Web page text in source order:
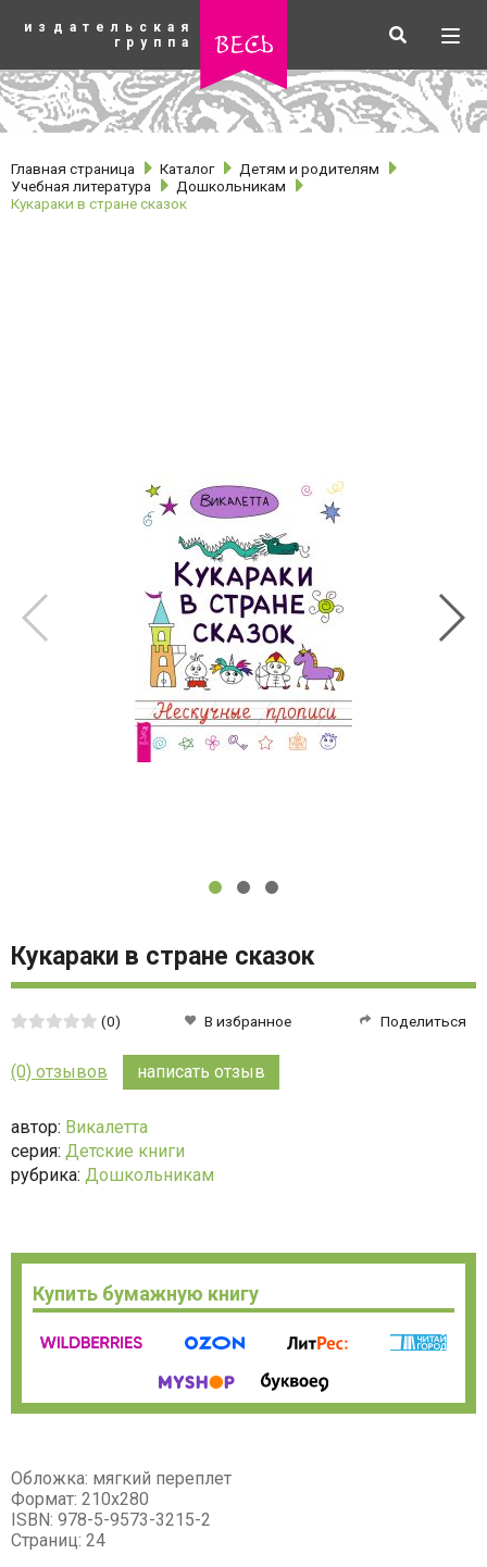
основному
издательская
группа
весь Искать
Главная страница Каталог
Детям и родителям
Учебная литература
Дошкольникам
Кукараки в стране сказок
Кукараки в стране сказок
Средняя
из
(0) В избранное Поделиться
(0) отзывов написать отзыв
автор: Викалетта
серия: Детские книги
рубрика: Дошкольникам
Купить бумажную книгу
Обложка: мягкий переплет
Формат: 210х280
ISBN: 978-5-9573-3215-2
Страниц: 24